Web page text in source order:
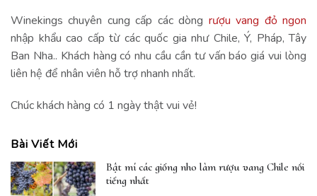
Winekings chuyên cung cấp các dòng rượu vang đỏ ngon
nhập khẩu cao cấp từ các quốc gia như Chile, Ý, Pháp, Tây
Ban Nha.. Khách hàng có nhu cầu cần tư vấn báo giá vui lòng
liên hệ để nhân viên hỗ trợ nhanh nhất.
Chúc khách hàng có 1 ngày thật vui vẻ!
Bài Viết Mới
Bật mí các giống nho làm rượu vang Chile nổi
tiếng nhất